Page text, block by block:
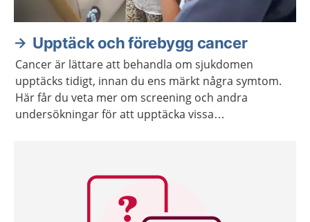
Upptäck och förebygg cancer
Cancer är lättare att behandla om sjukdomen
upptäcks tidigt, innan du ens märkt några symtom.
Här får du veta mer om screening och andra
undersökningar för att upptäcka vissa